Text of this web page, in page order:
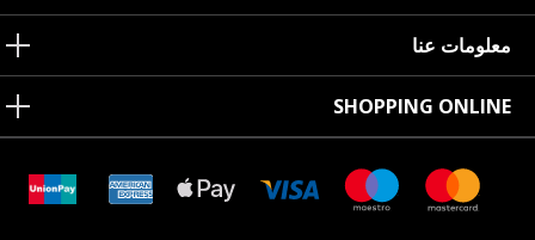
معلومات عنا
SHOPPING ONLINE